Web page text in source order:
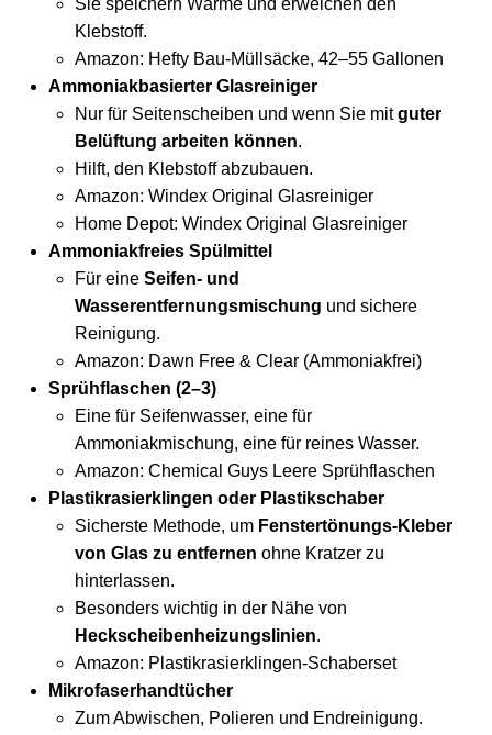
Sie speichern Wärme und erweichen den
Klebstoff.
Amazon: Hefty Bau-Müllsäcke, 42–55 Gallonen
Ammoniakbasierter Glasreiniger
Nur für Seitenscheiben und wenn Sie mitguter
Belüftung arbeiten können.
Hilft, den Klebstoff abzubauen.
Amazon: Windex Original Glasreiniger
Home Depot: Windex Original Glasreiniger
Ammoniakfreies Spülmittel
Für eine Seifen- und
Wasserentfernungsmischung und sichere
Reinigung.
Amazon: Dawn Free & Clear (Ammoniakfrei)
Sprühflaschen (2–3)
Eine für Seifenwasser, eine für
Ammoniakmischung, eine für reines Wasser.
Amazon: Chemical Guys Leere Sprühflaschen
Plastikrasierklingen oder Plastikschaber
Sicherste Methode, um Fenstertönungs-Kleber
von Glas zu entfernen ohne Kratzer zu
hinterlassen.
Besonders wichtig in der Nähe von
Heckscheibenheizungslinien.
Amazon: Plastikrasierklingen-Schaberset
Mikrofaserhandtücher
Zum Abwischen, Polieren und Endreinigung.